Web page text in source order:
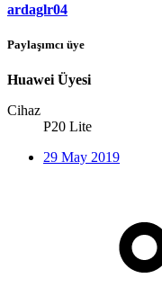
ardaglr04
Paylaşımcı üye
Huawei Üyesi
Cihaz
P20 Lite
29 May 2019